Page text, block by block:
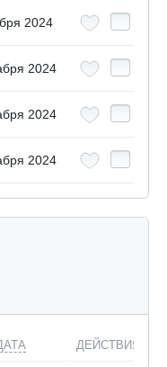
2024
2024
2024
2024
ДЕЙСТВИЯ